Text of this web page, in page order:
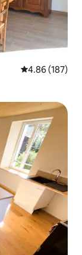
Calificación
4.86 (187)